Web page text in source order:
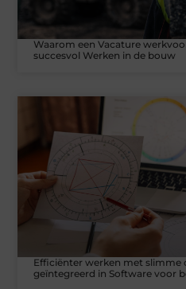
Waarom een Vacature
succesvol Werken in de bouw
Efficiënter werken met slimme
geïntegreerd in Software voor